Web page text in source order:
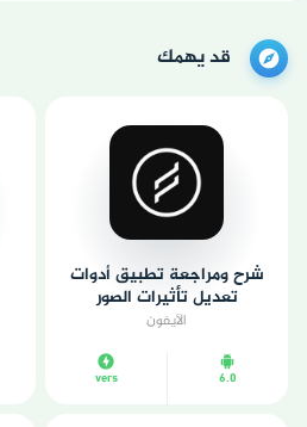
قد يهمك
شرح ومراجعة تطبيق أدوات
تعديل تأثيرات الصور
الآيفون
6.0
vers